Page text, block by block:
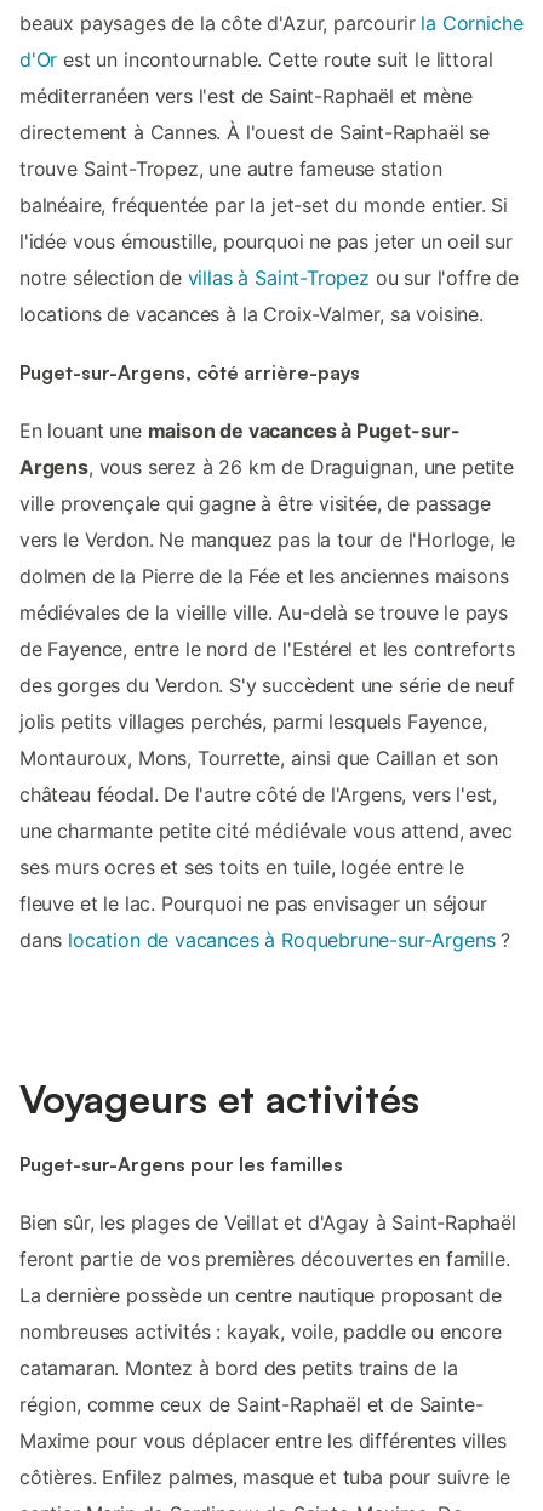
beaux paysages de la côte d'Azur, parcourir la Corniche
d'Or est un incontournable. Cette route suit le littoral
méditerranéen vers l'est de Saint-Raphaël et mène
directement à Cannes. À l'ouest de Saint-Raphaël se
trouve Saint-Tropez, une autre fameuse station
balnéaire, fréquentée par la jet-set du monde entier. Si
l'idée vous émoustille, pourquoi ne pas jeter un oeil sur
notre sélection de villas à Saint-Tropez ou sur l'offre de
locations de vacances à la Croix-Valmer, sa voisine.
Puget-sur-Argens, côté arrière-pays
En louant une maison de vacances à Puget-sur-
Argens, vous serez à 26 km de Draguignan, une petite
ville provençale qui gagne à être visitée, de passage
vers le Verdon. Ne manquez pas la tour de l'Horloge, le
dolmen de la Pierre de la Fée et les anciennes maisons
médiévales de la vieille ville. Au-delà se trouve le pays
de Fayence, entre le nord de l'Estérel et les contreforts
des gorges du Verdon. S'y succèdent une série de neuf
jolis petits villages perchés, parmi lesquels Fayence,
Montauroux, Mons, Tourrette, ainsi que Caillan et son
château féodal. De l'autre côté de l'Argens, vers l'est,
une charmante petite cité médiévale vous attend, avec
ses murs ocres et ses toits en tuile, logée entre le
fleuve et le lac. Pourquoi ne pas envisager un séjour
dans location de vacances à Roquebrune-sur-Argens?
Voyageurs et activités
Puget-sur-Argens pour les familles
Bien sûr, les plages de Veillat et d'Agay à Saint-Raphaël
feront partie de vos premières découvertes en famille.
La dernière possède un centre nautique proposant de
nombreuses activités : kayak, voile, paddle ou encore
catamaran. Montez à bord des petits trains de la
région, comme ceux de Saint-Raphaël et de Sainte-
Maxime pour vous déplacer entre les différentes villes
côtières. Enfilez palmes, masque et tuba pour suivre le